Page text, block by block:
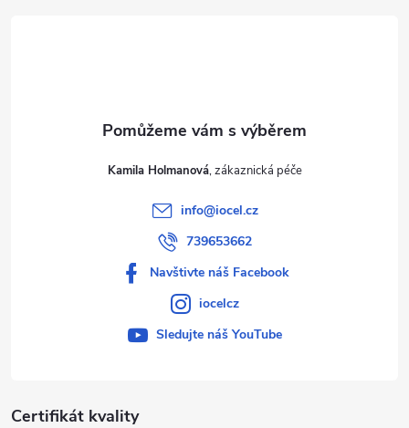
Certifikát kvality
Kamila Holmanová
info@iocel.cz
739653662
Navštivte náš Facebook
iocelcz
Sledujte náš YouTube